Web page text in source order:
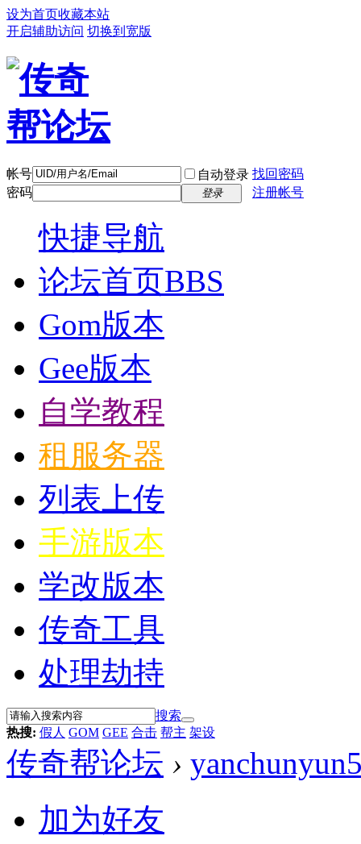
设为首页收藏本站
开启辅助访问 切换到宽版
帐号 自动登录 找回密码
密码
登录 注册帐号
快捷导航
论坛首页BBS
Gom版本
Gee版本
自学教程
租服务器
列表上传
手游版本
学改版本
传奇工具
处理劫持
搜索
热搜: 假人 GOM GEE 合击 帮主 架设
传奇帮论坛 ›
加为好友